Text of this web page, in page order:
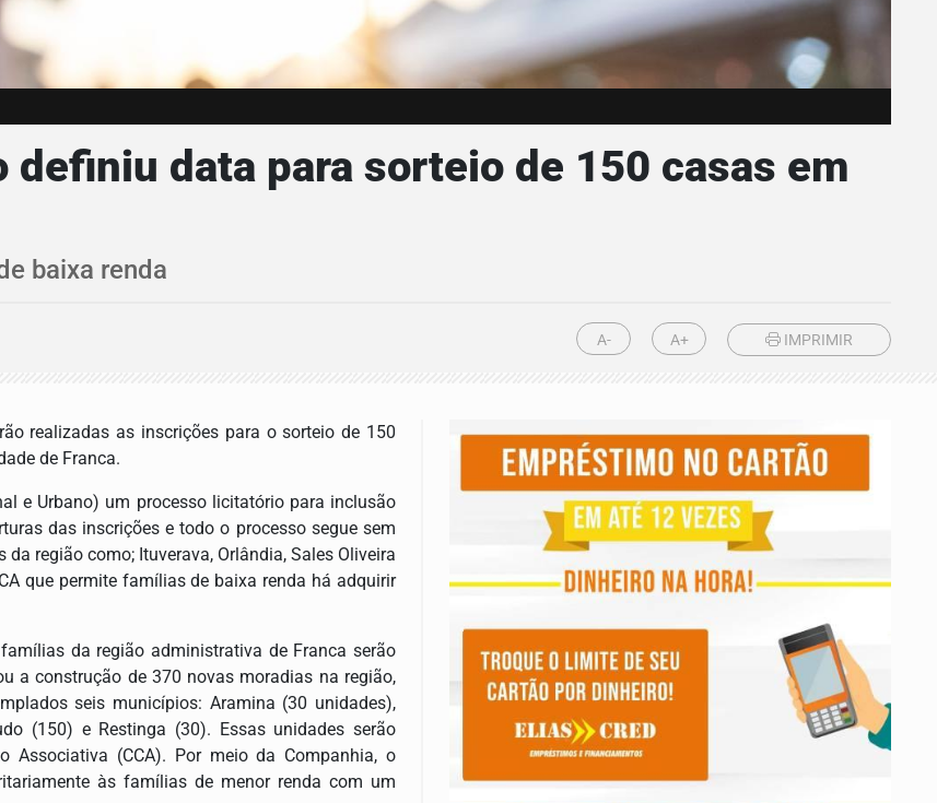
definiu data para sorteio de 150 casas em
baixa renda
A- A+ IMPRIMIR
realizadas as inscrições para o sorteio de 150
de Franca.
e Urbano) um processo licitatório para inclusão
das inscrições e todo o processo segue sem
região como; Ituverava, Orlândia, Sales Oliveira
que permite famílias de baixa renda há adquirir
da região administrativa de Franca serão
a construção de 370 novas moradias na região,
seis municípios: Aramina (30 unidades),
(150) e Restinga (30). Essas unidades serão
Associativa (CCA). Por meio da Companhia, o
às famílias de menor renda com um